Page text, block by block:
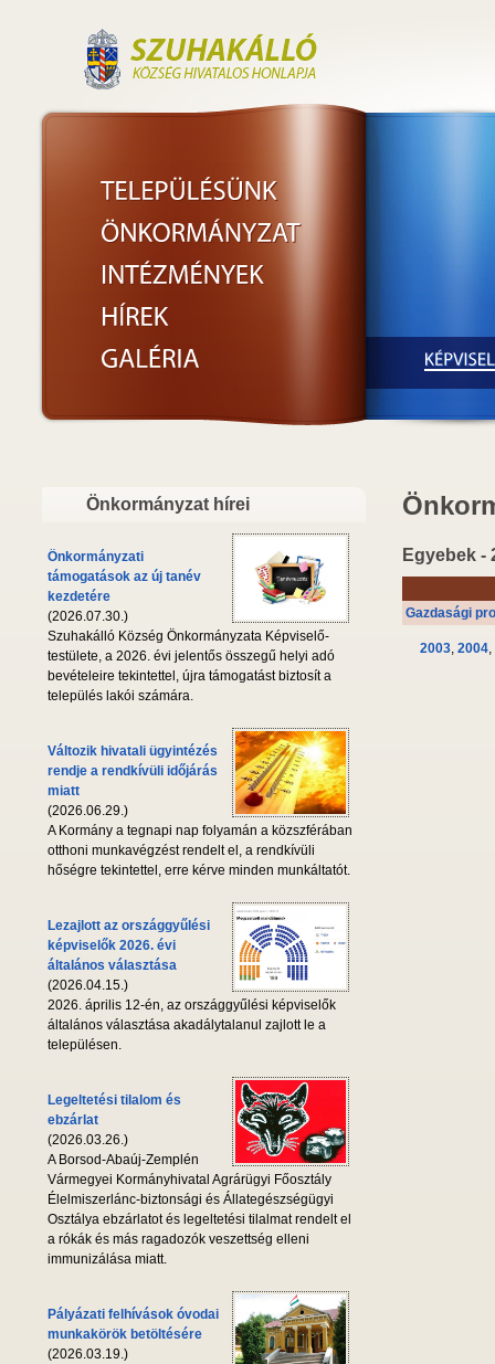
Önkormányzat hírei
Önkormányzati
támogatások az új tanév
kezdetére
(2026.07.30.)
Szuhakálló Község Önkormányzata Képviselő-
testülete, a 2026. évi jelentős összegű helyi adó
bevételeire tekintettel, újra támogatást biztosít a
település lakói számára.
Változik hivatali ügyintézés
rendje a rendkívüli időjárás
miatt
(2026.06.29.)
A Kormány a tegnapi nap folyamán a közszférában
otthoni munkavégzést rendelt el, a rendkívüli
hőségre tekintettel, erre kérve minden munkáltatót.
Lezajlott az országgyűlési
képviselők 2026. évi
általános választása
(2026.04.15.)
2026. április 12-én, az országgyűlési képviselők
általános választása akadálytalanul zajlott le a
településen.
Legeltetési tilalom és
ebzárlat
(2026.03.26.)
A Borsod-Abaúj-Zemplén
Vármegyei Kormányhivatal Agrárügyi Főosztály
Élelmiszerlánc-biztonsági és Állategészségügyi
Osztálya ebzárlatot és legeltetési tilalmat rendelt el
a rókák és más ragadozók veszettség elleni
immunizálása miatt.
Pályázati felhívások óvodai
munkakörök betöltésére
(2026.03.19.)
Egyebek -
Gazdasági
2003, 2004,